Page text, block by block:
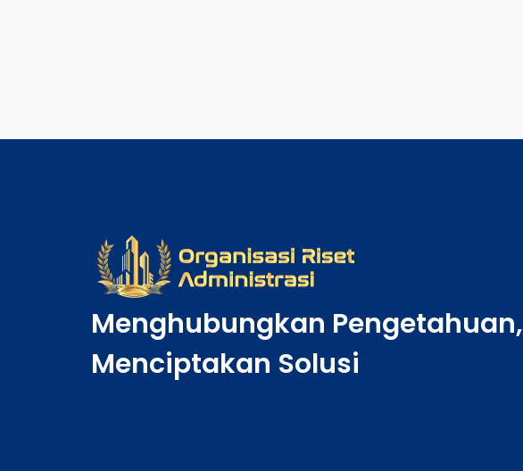
Menghubungkan Pengetahuan,
Menciptakan Solusi